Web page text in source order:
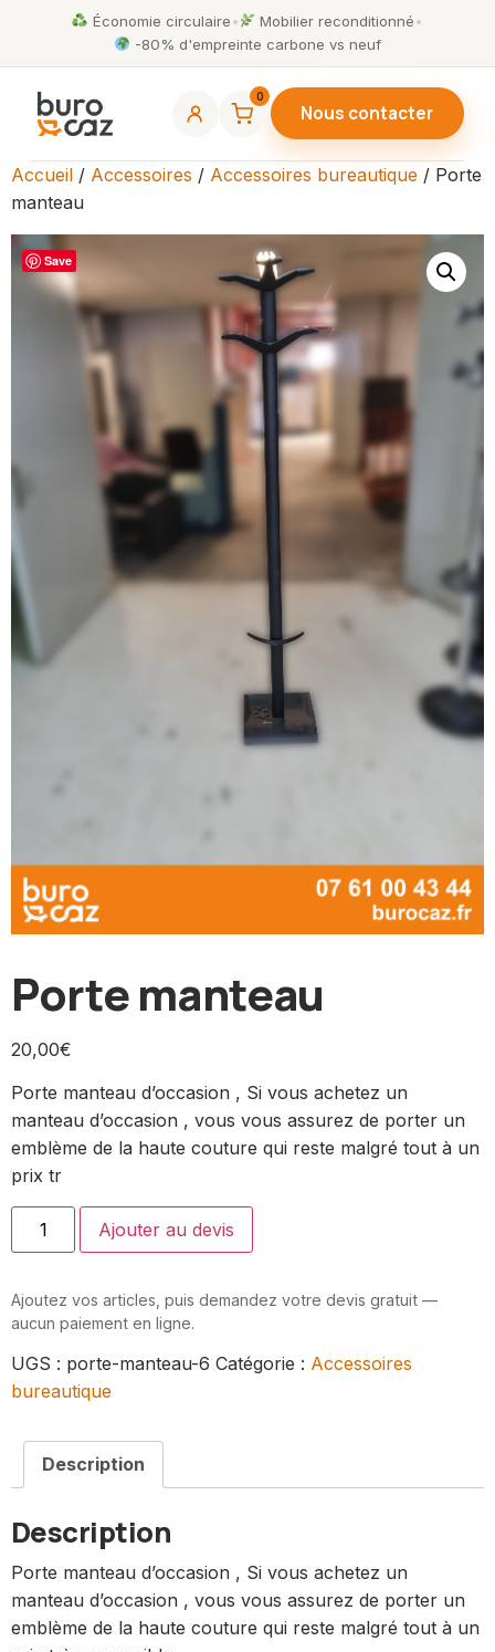
Économie circulaire• Mobilier reconditionné•
-80% d'empreinte carbone vs neuf
0
Nous contacter
Accueil / Accessoires / Accessoires bureautique / Porte
manteau
Save
Porte manteau
20,00€
Porte manteau d’occasion , Si vous achetez un
manteau d’occasion , vous vous assurez de porter un
emblème de la haute couture qui reste malgré tout à un
prix tr
Ajouter au devis
Ajoutez vos articles, puis demandez votre devis gratuit —
aucun paiement en ligne.
UGS : porte-manteau-6 Catégorie : Accessoires
bureautique
Description
Description
Porte manteau d’occasion , Si vous achetez un
manteau d’occasion , vous vous assurez de porter un
emblème de la haute couture qui reste malgré tout à un